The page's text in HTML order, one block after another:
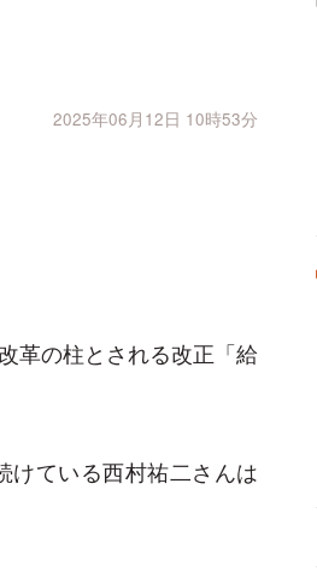
2025年06月12日 10時53分
革の柱とされる改正「給
けている西村祐二さんは